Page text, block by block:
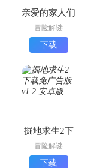
亲爱的家人们
Dear Family
游戏中文版
冒险解谜
下载
掘地求生2下
载免广告版
冒险解谜
下载